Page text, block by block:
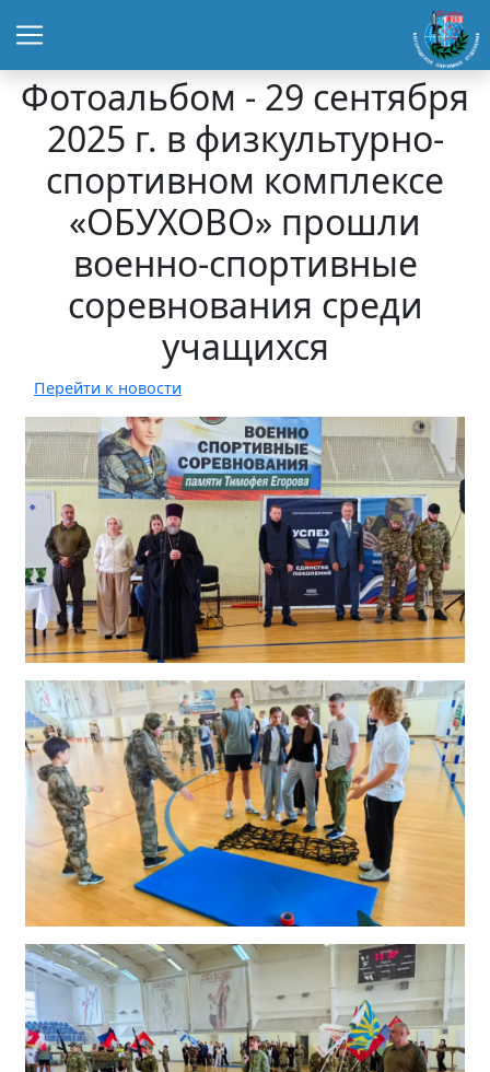
Фотоальбом - 29 сентября
2025 г. в физкультурно-
спортивном комплексе
«ОБУХОВО» прошли
военно-спортивные
соревнования среди
учащихся
Перейти к новости